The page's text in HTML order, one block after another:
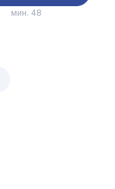
мин. 48